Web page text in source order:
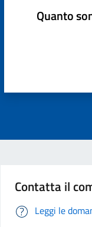
Quanto
Contatta il
Leggi le